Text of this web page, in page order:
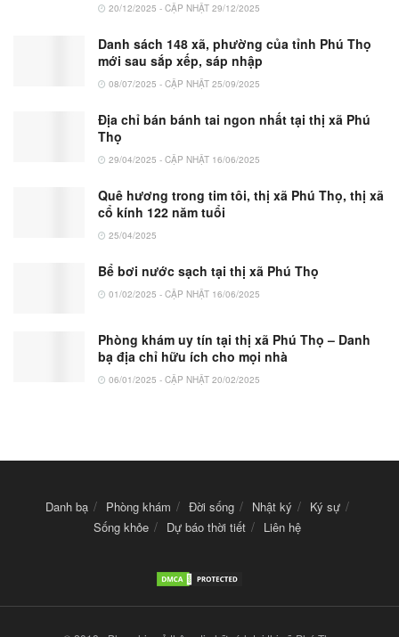
20/12/2025 - CẬP NHẬT 29/12/2025
Danh sách 148 xã, phường của tỉnh Phú Thọ
mới sau sắp xếp, sáp nhập
08/07/2025 - CẬP NHẬT 25/09/2025
Địa chỉ bán bánh tai ngon nhất tại thị xã Phú
Thọ
29/04/2025 - CẬP NHẬT 16/06/2025
Quê hương trong tim tôi, thị xã Phú Thọ, thị xã
cổ kính 122 năm tuổi
25/04/2025
Bể bơi nước sạch tại thị xã Phú Thọ
01/02/2025 - CẬP NHẬT 16/06/2025
Phòng khám uy tín tại thị xã Phú Thọ – Danh
bạ địa chỉ hữu ích cho mọi nhà
06/01/2025 - CẬP NHẬT 20/02/2025
Danh bạ Phòng khám Đời sống Nhật ký
Ký sự
Sống khỏe
Dự báo thời tiết Liên hệ